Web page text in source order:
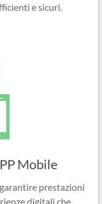
e sicuri.
Mobile
prestazioni
digitali che